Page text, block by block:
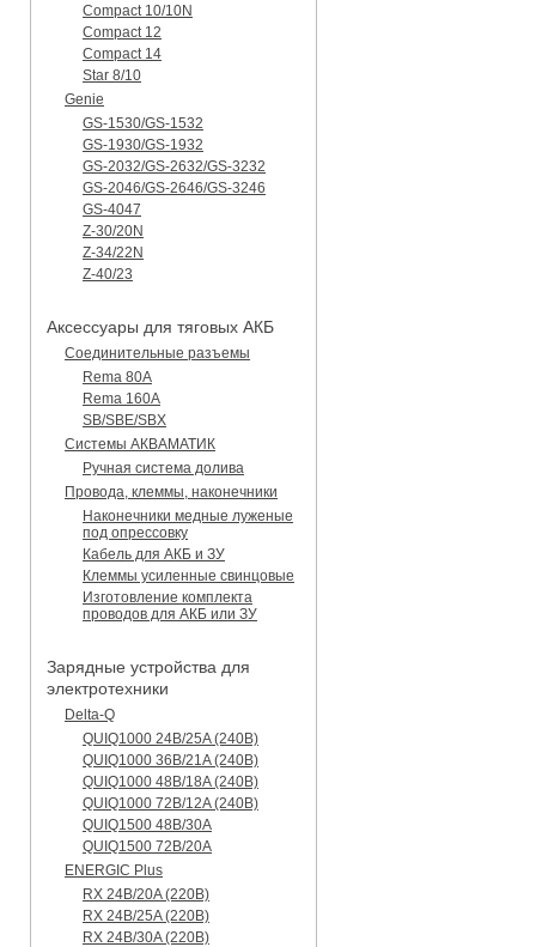
Compact 10/10N
Compact 12
Compact 14
Star 8/10
Genie
GS-1530/GS-1532
GS-1930/GS-1932
GS-2032/GS-2632/GS-3232
GS-2046/GS-2646/GS-3246
GS-4047
Z-30/20N
Z-34/22N
Z-40/23
Аксессуары для тяговых АКБ
Соединительные разъемы
Rema 80A
Rema 160A
SB/SBE/SBX
Системы АКВАМАТИК
Ручная система долива
Провода, клеммы, наконечники
Наконечники медные луженые
под опрессовку
Кабель для АКБ и ЗУ
Клеммы усиленные свинцовые
Изготовление комплекта
проводов для АКБ или ЗУ
Зарядные устройства для
электротехники
Delta-Q
QUIQ1000 24B/25A (240B)
QUIQ1000 36B/21A (240B)
QUIQ1000 48B/18A (240B)
QUIQ1000 72B/12A (240B)
QUIQ1500 48B/30A
QUIQ1500 72B/20A
ENERGIC Plus
RX 24B/20A (220B)
RX 24B/25A (220B)
RX 24B/30A (220B)